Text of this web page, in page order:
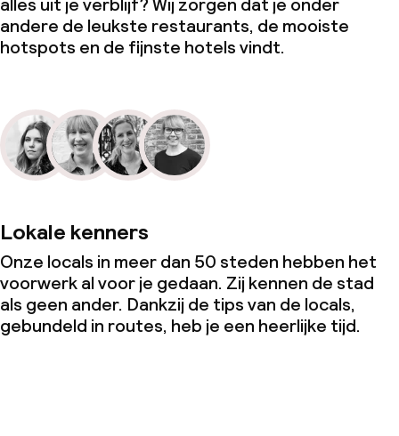
andere de leukste restaurants, de mooiste
hotspots en de fijnste hotels vindt.
Lokale kenners
Onze locals in meer dan 50 steden hebben het
voorwerk al voor je gedaan. Zij kennen de stad
als geen ander. Dankzij de tips van de locals,
gebundeld in routes, heb je een heerlijke tijd.